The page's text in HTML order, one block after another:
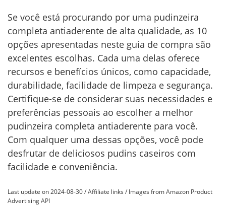
Se você está procurando por uma pudinzeira
completa antiaderente de alta qualidade, as 10
opções apresentadas neste guia de compra são
excelentes escolhas. Cada uma delas oferece
recursos e benefícios únicos, como capacidade,
durabilidade, facilidade de limpeza e segurança.
Certifique-se de considerar suas necessidades e
preferências pessoais ao escolher a melhor
pudinzeira completa antiaderente para você.
Com qualquer uma dessas opções, você pode
desfrutar de deliciosos pudins caseiros com
facilidade e conveniência.
Last update on 2024-08-30 / Affiliate links / Images from Amazon Product
Advertising API